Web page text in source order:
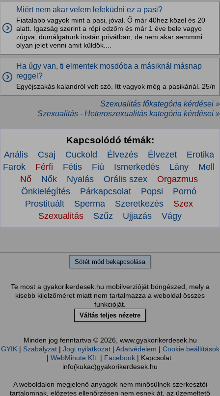
Miért nem akar velem lefeküdni ez a pasi?
Fiatalabb vagyok mint a pasi, jóval. Ő már 40hez közel és 20
alatt. Igazság szerint a röpi edzőm és már 1 éve bele vagyo
zúgva, dumálgatunk instán privátban, de nem akar semmmi
olyan jelet venni amit küldök....
Ha úgy van, ti elmentek mosdóba a másiknál másnap
reggel?
Egyéjszakás kalandról volt szó. Itt vagyok még a pasikánál. 25/n
Szexualitás főkategória kérdései »
Szexualitás - Heteroszexualitás kategória kérdései »
Kapcsolódó témák:
Anális Csaj Cuckold Élvezés Élvezet
Erotika
Farok
Férfi Fétis Fiú Ismerkedés Lány
Mell
Nő
Nők Nyalás Orális szex
Orgazmus
Önkielégítés
Párkapcsolat Popsi
Pornó
Prostituált
Sperma Szeretkezés
Szex
Szexualitás
Szűz Ujjazás Vágy
Sötét mód bekapcsolása
Te most a gyakorikerdesek.hu mobilverzióját böngészed, mely a
kisebb kijelzőméret miatt nem tartalmazza a weboldal összes
funkcióját.
Váltás teljes nézetre
Minden jog fenntartva © 2026, www.gyakorikerdesek.hu
GYIK| Szabályzat| Jogi nyilatkozat| Adatvédelem | Cookie beállítások
| WebMinute Kft. | Facebook | Kapcsolat:
info(kukac)gyakorikerdesek.hu
A weboldalon megjelenő anyagok nem minősülnek szerkesztői
tartalomnak, előzetes ellenőrzésen nem esnek át, az üzemeltető